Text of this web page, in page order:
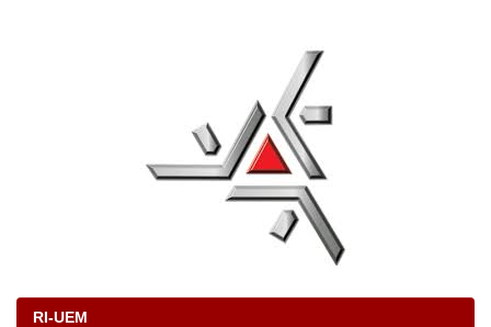
RI-UEM